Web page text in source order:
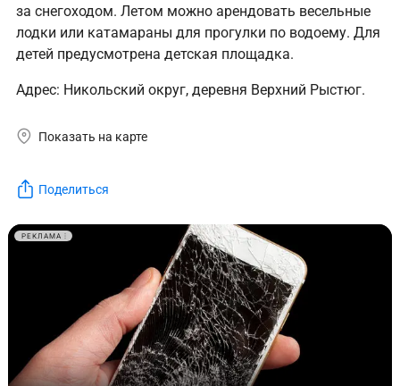
за снегоходом. Летом можно арендовать весельные
лодки или катамараны для прогулки по водоему. Для
детей предусмотрена детская площадка.
Адрес: Никольский округ, деревня Верхний Рыстюг.
Показать на карте
Поделиться
РЕКЛАМА